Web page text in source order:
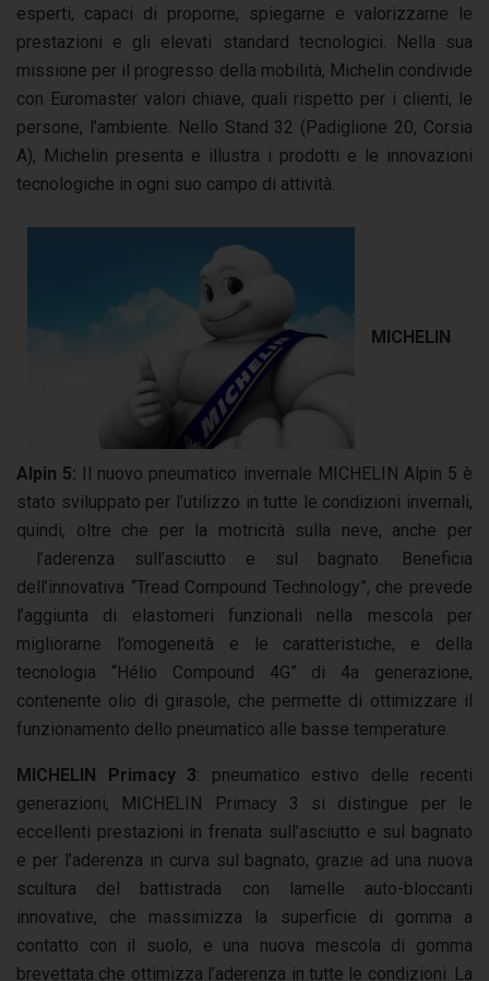
esperti, capaci di proporne, spiegarne e valorizzarne le
prestazioni e gli elevati standard tecnologici. Nella sua
missione per il progresso della mobilità, Michelin condivide
con Euromaster valori chiave, quali rispetto per i clienti, le
persone, l’ambiente. Nello Stand 32 (Padiglione 20, Corsia
A), Michelin presenta e illustra i prodotti e le innovazioni
tecnologiche in ogni suo campo di attività.
MICHELIN
Alpin 5: Il nuovo pneumatico invernale MICHELIN Alpin 5 è
stato sviluppato per l’utilizzo in tutte le condizioni invernali,
quindi, oltre che per la motricità sulla neve, anche per
l’aderenza sull’asciutto e sul bagnato. Beneficia
dell’innovativa “Tread Compound Technology”, che prevede
l’aggiunta di elastomeri funzionali nella mescola per
migliorarne l’omogeneità e le caratteristiche, e della
tecnologia “Hélio Compound 4G” di 4a generazione,
contenente olio di girasole, che permette di ottimizzare il
funzionamento dello pneumatico alle basse temperature.
MICHELIN Primacy 3: pneumatico estivo delle recenti
generazioni, MICHELIN Primacy 3 si distingue per le
eccellenti prestazioni in frenata sull’asciutto e sul bagnato
e per l’aderenza in curva sul bagnato, grazie ad una nuova
scultura del battistrada con lamelle auto-bloccanti
innovative, che massimizza la superficie di gomma a
contatto con il suolo, e una nuova mescola di gomma
brevettata che ottimizza l’aderenza in tutte le condizioni. La